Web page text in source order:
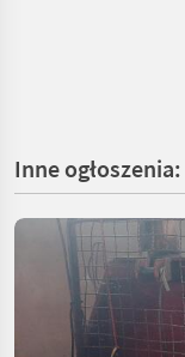
Inne ogłoszenia: